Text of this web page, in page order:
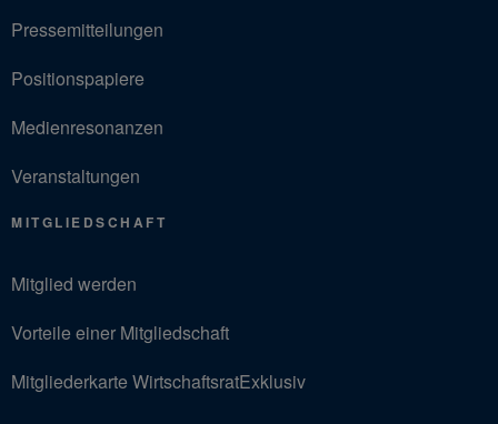
Pressemitteilungen
Positionspapiere
Medienresonanzen
Veranstaltungen
MITGLIEDSCHAFT
Mitglied werden
Vorteile einer Mitgliedschaft
Mitgliederkarte WirtschaftsratExklusiv